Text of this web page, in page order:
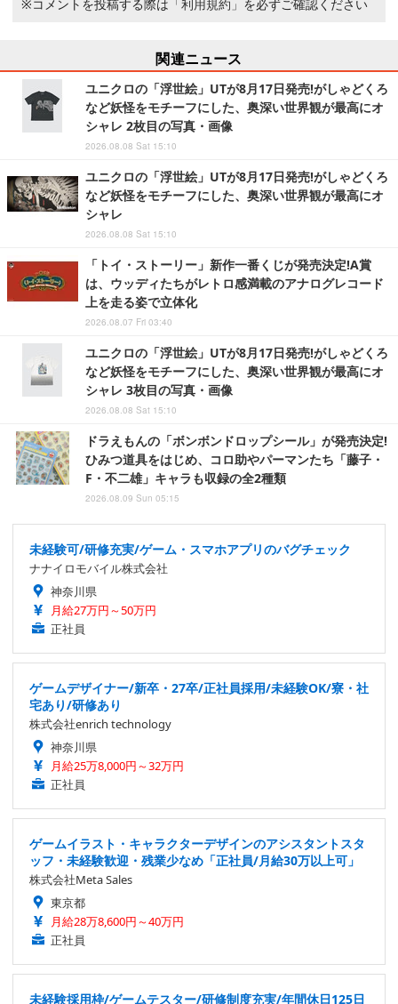
※コメントを投稿する際は 「利用規約」 を必ずご確認ください
関連ニュース
ユニクロの「浮世絵」UTが8月17日発売!がしゃどくろ
など妖怪をモチーフにした、奥深い世界観が最高にオ
シャレ 2枚目の写真・画像
2026.08.08 Sat 15:10
ユニクロの「浮世絵」UTが8月17日発売!がしゃどくろ
など妖怪をモチーフにした、奥深い世界観が最高にオ
シャレ
2026.08.08 Sat 15:10
「トイ・ストーリー」新作一番くじが発売決定!A賞
は、ウッディたちがレトロ感満載のアナログレコード
上を走る姿で立体化
2026.08.07 Fri 03:40
ユニクロの「浮世絵」UTが8月17日発売!がしゃどくろ
など妖怪をモチーフにした、奥深い世界観が最高にオ
シャレ 3枚目の写真・画像
2026.08.08 Sat 15:10
ドラえもんの「ボンボンドロップシール」が発売決定!
ひみつ道具をはじめ、コロ助やパーマンたち「藤子・
F・不二雄」キャラも収録の全2種類
2026.08.09 Sun 05:15
未経験可/研修充実/ゲーム・スマホアプリのバグチェック
ナナイロモバイル株式会社
神奈川県
月給27万円～50万円
正社員
ゲームデザイナー/新卒・27卒/正社員採用/未経験OK/寮・社
宅あり/研修あり
株式会社enrich technology
神奈川県
月給25万8,000円～32万円
正社員
ゲームイラスト・キャラクターデザインのアシスタントスタ
ッフ・未経験歓迎・残業少なめ「正社員/月給30万以上可」
株式会社Meta Sales
東京都
月給28万8,600円～40万円
正社員
未経験採用枠/ゲームテスター/研修制度充実/年間休日125日